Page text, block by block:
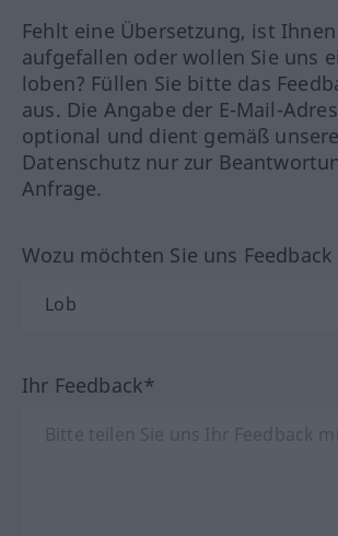
Fehlt eine Übersetzung, ist
aufgefallen oder wollen Sie uns
loben? Füllen Sie bitte das
aus. Die Angabe der E-Mail-
optional und dient gemäß
Datenschutz nur zur
Anfrage.
Wozu möchten Sie uns
Ihr Feedback*